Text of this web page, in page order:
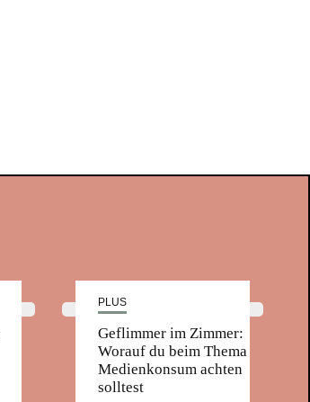
PLUS
Geflimmer im Zimmer:
Worauf du beim Thema
Medienkonsum achten
solltest